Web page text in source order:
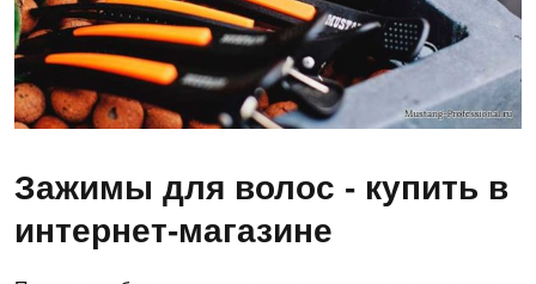
Зажимы для волос - купить в
интернет-магазине